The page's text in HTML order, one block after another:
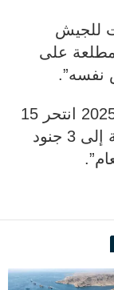
للجيش
على
نفسه”.
وقالت: “في النصف الأول من العام 2025 انتحر 15
جنديا من الجيش الإسرائيلي بالإضافة إلى 3 جنود